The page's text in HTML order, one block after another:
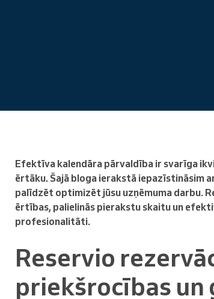
Efektīva kalendāra pārvaldība ir svarīga
ērtāku. Šajā bloga ierakstā iepazīstināsim
palīdzēt optimizēt jūsu uzņēmuma darbu.
ērtības, palielinās pierakstu skaitu un
profesionalitāti.
Reservio
priekšrocības un